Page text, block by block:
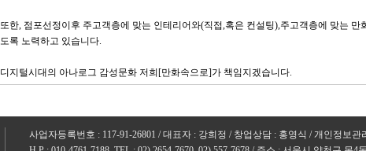
또한, 점포선정이후 주고객층에 맞는 인테리어와(직접,혹은 컨설팅),주고객층에 맞는
도록 노력하고 있습니다.
디지털시대의 아나로그 감성문화 저희[만화속으로]가 책임지겠습니다.
사업자등록번호 : 117-91-26801 / 대표자 : 강희정 / 창업상담 : 홍영식 / 개인정보관